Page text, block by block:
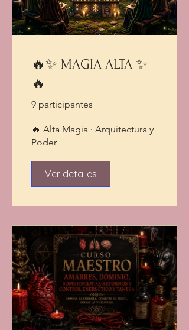
🔥✨ MAGIA ALTA ✨
🔥
9 participantes
🔥 Alta Magia · Arquitectura y
Poder
Ver detalles